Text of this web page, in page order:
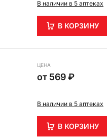
В наличии в 5 аптеках
В КОРЗИНУ
ЦЕНА
от 569 ₽
В наличии в 5 аптеках
В КОРЗИНУ